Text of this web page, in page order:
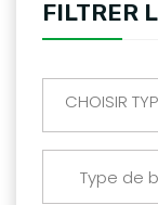
FILTRER
CHOISIR
Type de